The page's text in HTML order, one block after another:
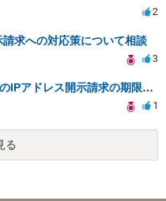
2
求への対応策について相談
3
X(Twitter)アカウント削除後のIPアドレス開示請求の期限は？
1
る